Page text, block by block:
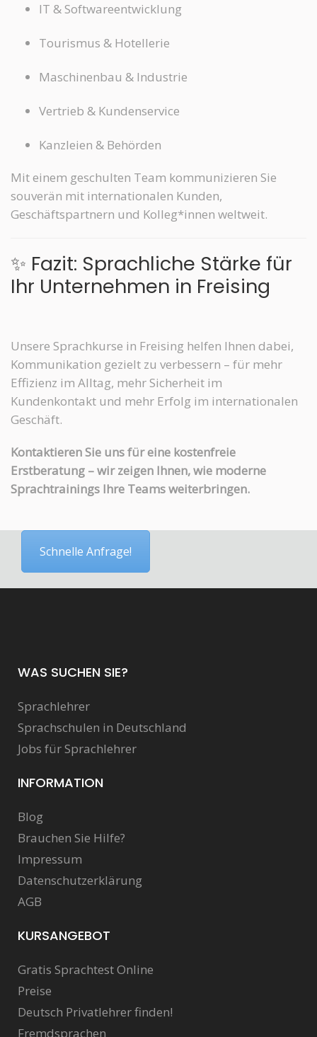
IT & Softwareentwicklung
Tourismus & Hotellerie
Maschinenbau & Industrie
Vertrieb & Kundenservice
Kanzleien & Behörden
Mit einem geschulten Team kommunizieren Sie
souverän mit internationalen Kunden,
Geschäftspartnern und Kolleg*innen weltweit.
✨ Fazit: Sprachliche Stärke für
Ihr Unternehmen in Freising
Unsere Sprachkurse in Freising helfen Ihnen dabei,
Kommunikation gezielt zu verbessern – für mehr
Effizienz im Alltag, mehr Sicherheit im
Kundenkontakt und mehr Erfolg im internationalen
Geschäft.
Kontaktieren Sie uns für eine kostenfreie
Erstberatung – wir zeigen Ihnen, wie moderne
Sprachtrainings Ihre Teams weiterbringen.
Schnelle Anfrage!
WAS SUCHEN SIE?
Sprachlehrer
Sprachschulen in Deutschland
Jobs für Sprachlehrer
INFORMATION
Blog
Brauchen Sie Hilfe?
Impressum
Datenschutzerklärung
AGB
KURSANGEBOT
Gratis Sprachtest Online
Preise
Deutsch Privatlehrer finden!
Fremdsprachen